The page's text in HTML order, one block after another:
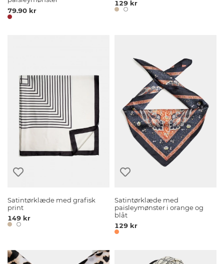
79.90 kr
129 kr
Satintørklæde med grafisk
print
149 kr
Satintørklæde med
paisleymønster i orange og
blåt
129 kr